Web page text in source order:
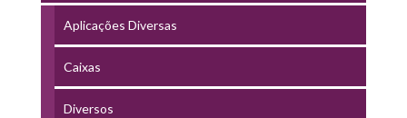
Aplicações Diversas
Caixas
Diversos